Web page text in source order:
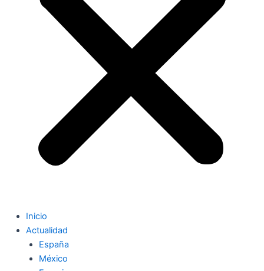
Inicio
Actualidad
España
México